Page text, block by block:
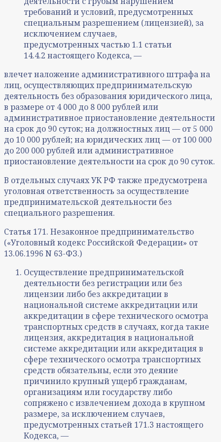
требований и условий, предусмотренных
специальным разрешением (лицензией), за
исключением случаев,
предусмотренных частью 1.1 статьи
14.4.2 настоящего Кодекса, —
влечет наложение административного штрафа на
лиц, осуществляющих предпринимательскую
деятельность без образования юридического лица,
в размере от 4 000 до 8 000 рублей или
административное приостановление деятельности
на срок до 90 суток; на должностных лиц — от 5 000
до 10 000 рублей; на юридических лиц — от 100 000
до 200 000 рублей или административное
приостановление деятельности на срок до 90 суток.
В отдельных случаях УК РФ также предусмотрена
уголовная ответственность за осуществление
предпринимательской деятельности без
специального разрешения.
Статья 171. Незаконное предпринимательство
(«Уголовный кодекс Российской Федерации» от
13.06.1996 N 63-ФЗ.)
Осуществление предпринимательской
деятельности без регистрации или без
лицензии либо без аккредитации в
национальной системе аккредитации или
аккредитации в сфере технического осмотра
транспортных средств в случаях, когда такие
лицензия, аккредитация в национальной
системе аккредитации или аккредитация в
сфере технического осмотра транспортных
средств обязательны, если это деяние
причинило крупный ущерб гражданам,
организациям или государству либо
сопряжено с извлечением дохода в крупном
размере, за исключением случаев,
предусмотренных статьей 171.3 настоящего
Кодекса, —